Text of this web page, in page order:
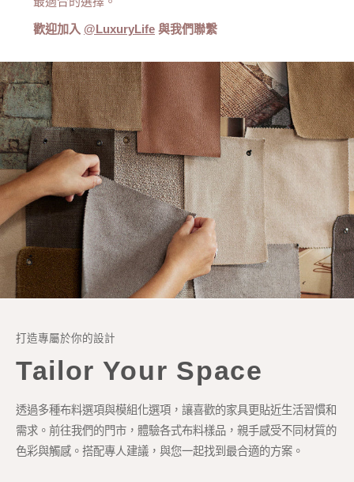
歡迎加入 @LuxuryLife 與我們聯繫
打造專屬於你的設計
Tailor Your Space
透過多種布料選項與模組化選項，讓喜歡的家具更貼近生活習慣和
需求。前往我們的門市，體驗各式布料樣品，親手感受不同材質的
色彩與觸感。搭配專人建議，與您一起找到最合適的方案。